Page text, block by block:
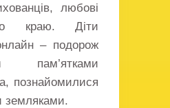
любові
краю. Діти
– подорож
пам’ятками
познайомилися
земляками.